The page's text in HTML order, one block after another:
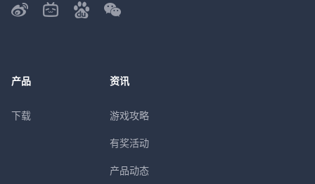
产品
下载
资讯
游戏攻略
有奖活动
产品动态